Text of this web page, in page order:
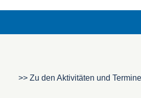
>> Zu den Aktivitäten und